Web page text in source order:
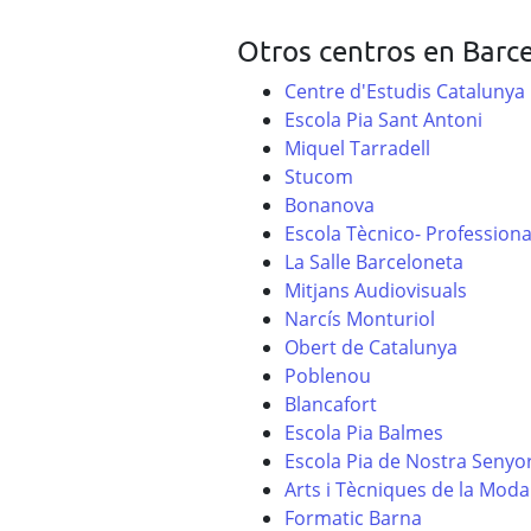
Otros centros en
Centre d'Estudis Catalunya
Escola Pia Sant Antoni
Miquel Tarradell
Stucom
Bonanova
Escola Tècnico-
La Salle Barceloneta
Mitjans Audiovisuals
Narcís Monturiol
Obert de Catalunya
Poblenou
Blancafort
Escola Pia Balmes
Escola Pia de Nostra
Arts i Tècniques de la Moda
Formatic Barna